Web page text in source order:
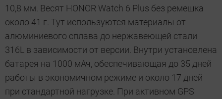
10,8 мм. Весят HONOR Watch 6 Plus без ремешка
около 41 г. Тут используются материалы от
алюминиевого сплава до нержавеющей стали
316L в зависимости от версии. Внутри установлена
батарея на 1000 мАч, обеспечивающая до 35 дней
работы в экономичном режиме и около 17 дней
при стандартной нагрузке. При активном GPS